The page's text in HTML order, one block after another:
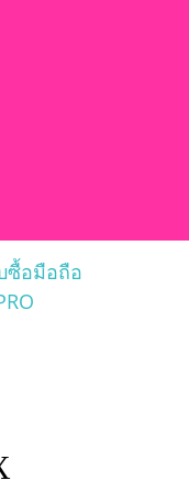
ซื้อมือถือ